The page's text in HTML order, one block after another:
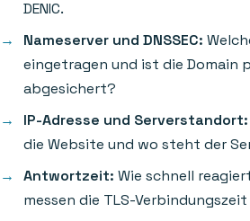
DENIC.
Nameserver und DNSSEC:
eingetragen und ist die Domain
abgesichert?
IP-Adresse und Serverstandort:
die Website und wo steht der
Antwortzeit: Wie schnell
messen die TLS-